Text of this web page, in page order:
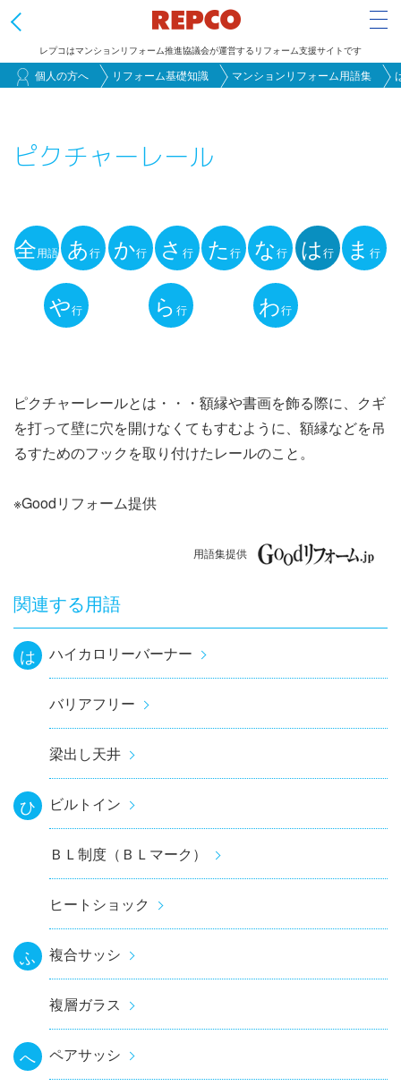
レプコはマンションリフォーム推進協議会が運営するリフォーム支援サイトです
個人の方へ リフォーム基礎知識 マンションリフォーム用語集
ピクチャーレール
用
ナ
ビ
ゲ
ョ
ン
全用語 あ行 か行 さ行 た 行 な行 は行 ま行
や行 ら 行 わ行
ピクチャーレールとは・・・額縁や書画を飾る際に、クギ
を打って壁に穴を開けなくてもすむように、額縁などを吊
るすためのフックを取り付けたレールのこと。
※Goodリフォーム提供
用語集提供
関連する用語
は ハイカロリーバーナー
バリアフリー
梁出し天井
ひ ビルトイン
ＢＬ制度（ＢＬマーク）
ヒートショック
ふ 複合サッシ
複層ガラス
へ ペアサッシ